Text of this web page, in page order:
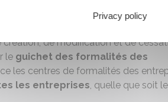
de modification et de
le guichet des formalités des
les centres de formalités des
les entreprises, quelle que soit
Privacy policy